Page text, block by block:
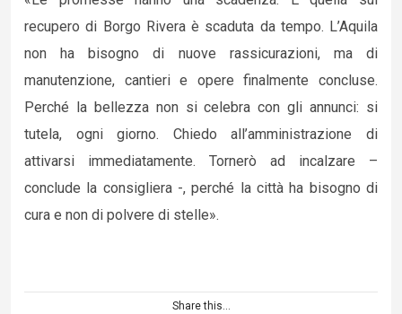
recupero di Borgo Rivera è scaduta da tempo. L’Aquila
non ha bisogno di nuove rassicurazioni, ma di
manutenzione, cantieri e opere finalmente concluse.
Perché la bellezza non si celebra con gli annunci: si
tutela, ogni giorno. Chiedo all’amministrazione di
attivarsi immediatamente. Tornerò ad incalzare –
conclude la consigliera -, perché la città ha bisogno di
cura e non di polvere di stelle».
Share this...